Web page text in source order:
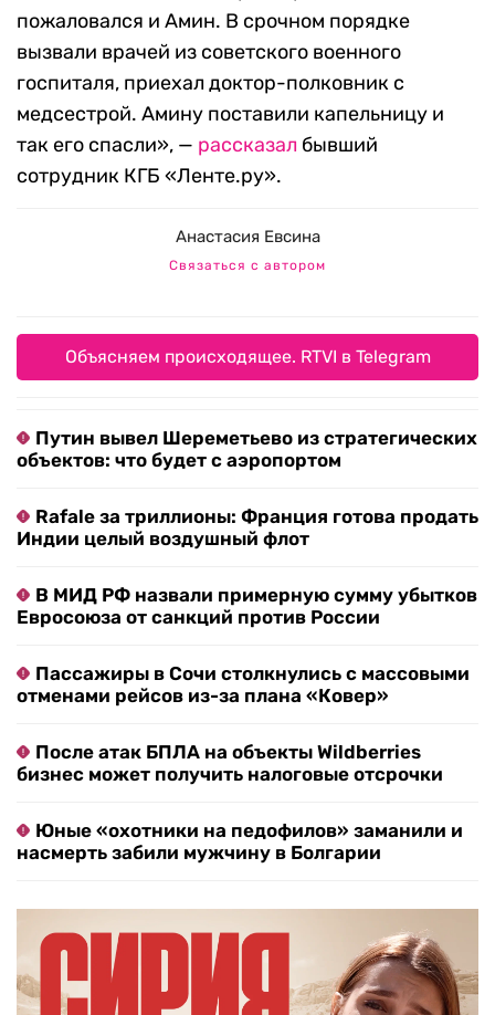
пожаловался и Амин. В срочном порядке
вызвали врачей из советского военного
госпиталя, приехал доктор-полковник с
медсестрой. Амину поставили капельницу и
так его спасли», — рассказал бывший
сотрудник КГБ «Ленте.ру».
Анастасия Евсина
Связаться с автором
Объясняем происходящее. RTVI в Telegram
Путин вывел Шереметьево из стратегических
объектов: что будет с аэропортом
Rafale за триллионы: Франция готова продать
Индии целый воздушный флот
В МИД РФ назвали примерную сумму убытков
Евросоюза от санкций против России
Пассажиры в Сочи столкнулись с массовыми
отменами рейсов из-за плана «Ковер»
После атак БПЛА на объекты Wildberries
бизнес может получить налоговые отсрочки
Юные «охотники на педофилов» заманили и
насмерть забили мужчину в Болгарии